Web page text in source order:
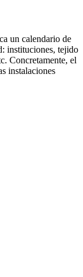
un calendario de
instituciones, tejido
Concretamente, el
instalaciones